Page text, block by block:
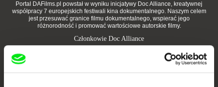
Portal DAFilms.pl powstał w wyniku inicjatywy Doc Alliance, kreatywnej
współpracy 7 europejskich festiwali kina dokumentalnego. Naszym celem
jest przesuwać granice filmu dokumentalnego, wspierać jego
różnorodność i promować wartościowe autorskie filmy.
Członkowie Doc Alliance